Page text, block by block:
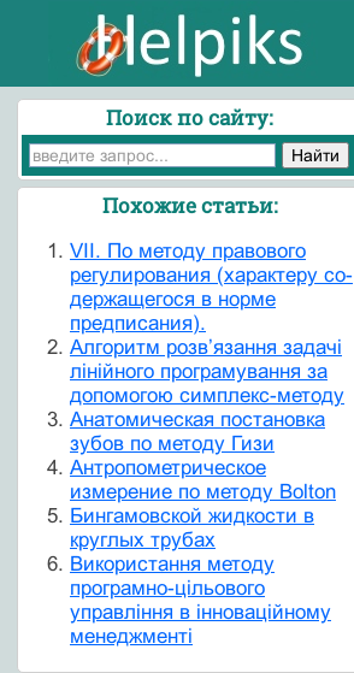
Поиск по сайту:
Похожие статьи:
VII. По методу правового
регулирования (характеру со­
держащегося в норме
предписания).
Алгоритм розв’язання задачі
лінійного програмування за
допомогою симплекс-методу
Анатомическая постановка
зубов по методу Гизи
Антропометрическое
измерение по методу Bolton
Бингамовской жидкости в
круглых трубах
Використання методу
програмно-цільового
управління в інноваційному
менеджменті